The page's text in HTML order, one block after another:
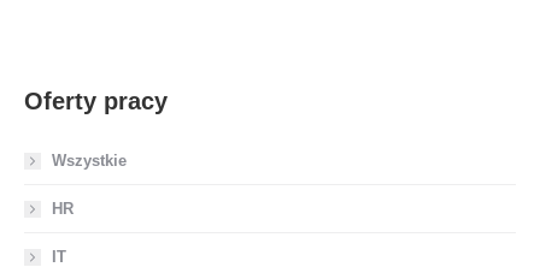
Oferty pracy
Wszystkie
HR
IT